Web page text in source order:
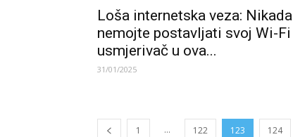
Loša internetska veza: Nikada
nemojte postavljati svoj Wi-Fi
usmjerivač u ova...
31/01/2025
1 ... 122 123 124